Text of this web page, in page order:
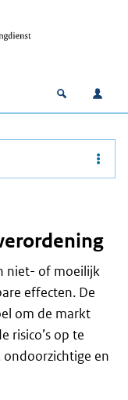
Open
niet- of moeilijk
effecten. De
om de markt
risico’s op te
en